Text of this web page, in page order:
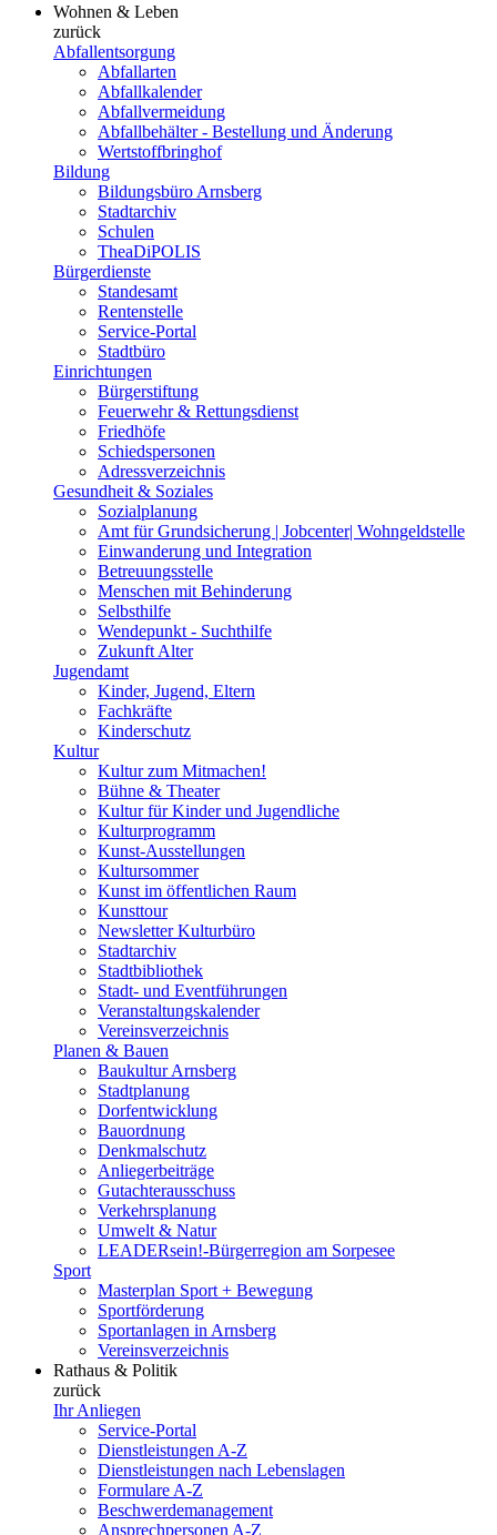
Wohnen & Leben
zurück
Abfallentsorgung
Abfallarten
Abfallkalender
Abfallvermeidung
Abfallbehälter - Bestellung und Änderung
Wertstoffbringhof
Bildung
Bildungsbüro Arnsberg
Stadtarchiv
Schulen
TheaDiPOLIS
Bürgerdienste
Standesamt
Rentenstelle
Service-Portal
Stadtbüro
Einrichtungen
Bürgerstiftung
Feuerwehr & Rettungsdienst
Friedhöfe
Schiedspersonen
Adressverzeichnis
Gesundheit & Soziales
Sozialplanung
Amt für Grundsicherung | Jobcenter| Wohngeldstelle
Einwanderung und Integration
Betreuungsstelle
Menschen mit Behinderung
Selbsthilfe
Wendepunkt - Suchthilfe
Zukunft Alter
Jugendamt
Kinder, Jugend, Eltern
Fachkräfte
Kinderschutz
Kultur
Kultur zum Mitmachen!
Bühne & Theater
Kultur für Kinder und Jugendliche
Kulturprogramm
Kunst-Ausstellungen
Kultursommer
Kunst im öffentlichen Raum
Kunsttour
Newsletter Kulturbüro
Stadtarchiv
Stadtbibliothek
Stadt- und Eventführungen
Veranstaltungskalender
Vereinsverzeichnis
Planen & Bauen
Baukultur Arnsberg
Stadtplanung
Dorfentwicklung
Bauordnung
Denkmalschutz
Anliegerbeiträge
Gutachterausschuss
Verkehrsplanung
Umwelt & Natur
LEADERsein!-Bürgerregion am Sorpesee
Sport
Masterplan Sport + Bewegung
Sportförderung
Sportanlagen in Arnsberg
Vereinsverzeichnis
Rathaus & Politik
zurück
Ihr Anliegen
Service-Portal
Dienstleistungen A-Z
Dienstleistungen nach Lebenslagen
Formulare A-Z
Beschwerdemanagement
Ansprechpersonen A-Z